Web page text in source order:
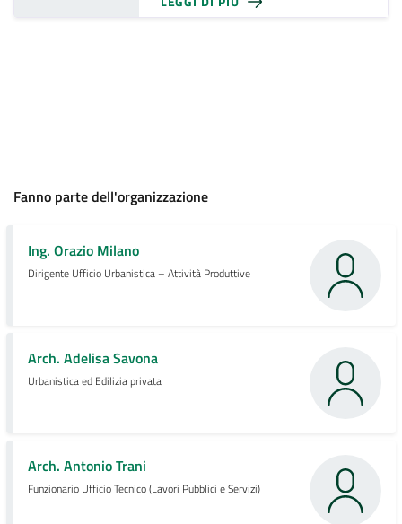
Fanno parte dell'organizzazione
Ing. Orazio Milano
Dirigente Ufficio Urbanistica – Attività Produttive
Arch. Adelisa Savona
Urbanistica ed Edilizia privata
Arch. Antonio Trani
Funzionario Ufficio Tecnico (Lavori Pubblici e Servizi)